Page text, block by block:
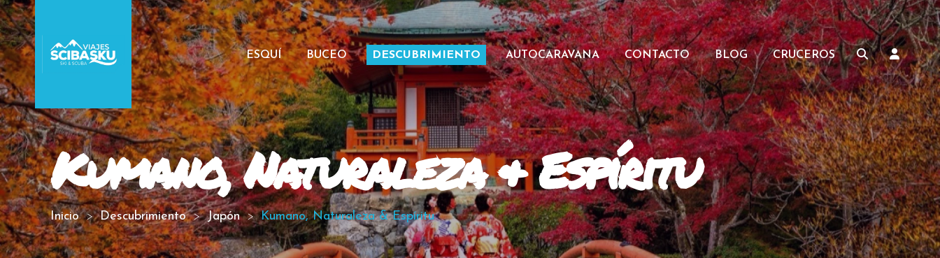
ESQUÍ BUCEO DESCUBRIMIENTO AUTOCARAVANA CONTACTO BLOG CRUCEROS
Kumano, Naturaleza & Espíritu
Inicio Descubrimiento Japón Kumano, Naturaleza & Espíritu